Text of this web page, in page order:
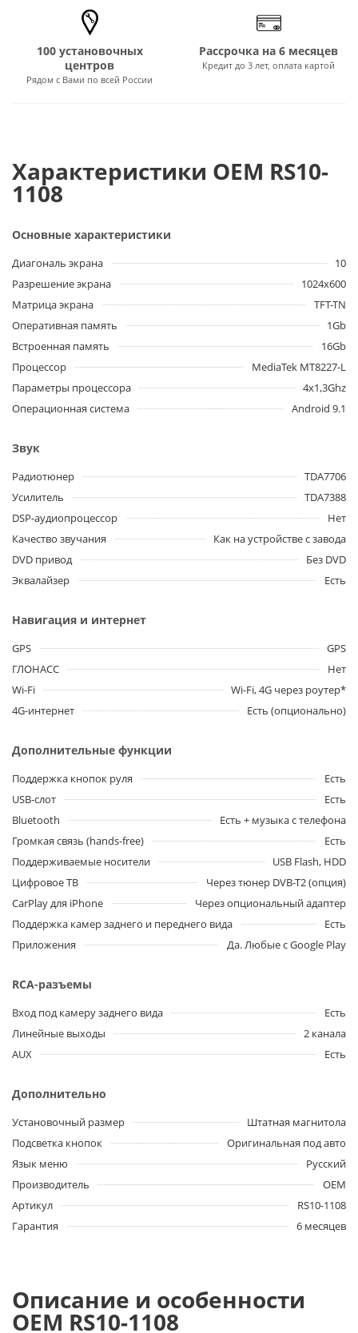
100 установочных
центров
Рядом с Вами по всей России
Рассрочка на 6 месяцев
Кредит до 3 лет, оплата картой
Характеристики OEM RS10-
1108
Основные характеристики
Диагональ экрана
10
Разрешение экрана
1024x600
Матрица экрана
TFT-TN
Оперативная память
1Gb
Встроенная память
16Gb
Процессор
MediaTek MT8227-L
Параметры процессора
4x1,3Ghz
Операционная система
Android 9.1
Звук
Радиотюнер
TDA7706
Усилитель
TDA7388
DSP-аудиопроцессор
Нет
Качество звучания
Как на устройстве с завода
DVD привод
Без DVD
Эквалайзер
Есть
Навигация и интернет
GPS
GPS
ГЛОНАСС
Нет
Wi-Fi
Wi-Fi, 4G через роутер*
4G-интернет
Есть (опционально)
Дополнительные функции
Поддержка кнопок руля
Есть
USB-слот
Есть
Bluetooth
Есть + музыка с телефона
Громкая связь (hands-free)
Есть
Поддерживаемые носители
USB Flash, HDD
Цифровое ТВ
Через тюнер DVB-T2 (опция)
CarPlay для iPhone
Через опциональный адаптер
Поддержка камер заднего и переднего вида
Есть
Приложения
Да. Любые с Google Play
RCA-разъемы
Вход под камеру заднего вида
Есть
Линейные выходы
2 канала
AUX
Есть
Дополнительно
Установочный размер
Штатная магнитола
Подсветка кнопок
Оригинальная под авто
Язык меню
Русский
Производитель
OEM
Артикул
RS10-1108
Гарантия
6 месяцев
Описание и особенности
OEM RS10-1108